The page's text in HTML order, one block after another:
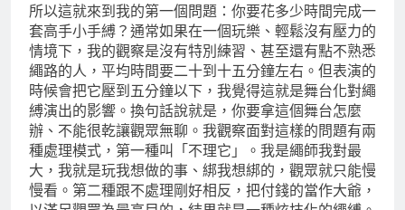
所以這就來到我的第一個問題：你要花多少時間完成一
套高手小手縛？通常如果在一個玩樂、輕鬆沒有壓力的
情境下，我的觀察是沒有特別練習、甚至還有點不熟悉
繩路的人，平均時間要二十到十五分鐘左右。但表演的
時候會把它壓到五分鐘以下，我覺得這就是舞台化對繩
縛演出的影響。換句話說就是，你要拿這個舞台怎麼
辦、不能很乾讓觀眾無聊。我觀察面對這樣的問題有兩
種處理模式，第一種叫「不理它」。我是繩師我對最
大，我就是玩我想做的事、綁我想綁的，觀眾就只能慢
慢看。第二種跟不處理剛好相反，把付錢的當作大爺，